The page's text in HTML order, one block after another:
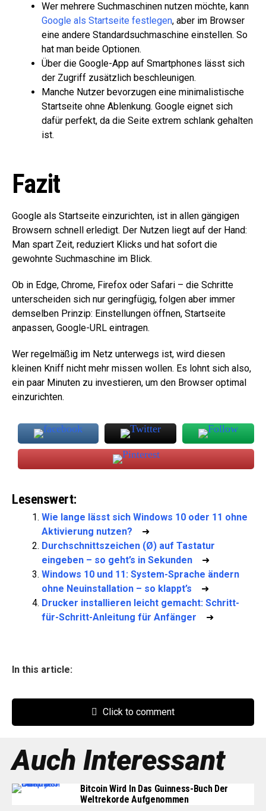
Wer mehrere Suchmaschinen nutzen möchte, kann
Google als Startseite festlegen, aber im Browser
eine andere Standardsuchmaschine einstellen. So
hat man beide Optionen.
Über die Google-App auf Smartphones lässt sich
der Zugriff zusätzlich beschleunigen.
Manche Nutzer bevorzugen eine minimalistische
Startseite ohne Ablenkung. Google eignet sich
dafür perfekt, da die Seite extrem schlank gehalten
ist.
Fazit
Google als Startseite einzurichten, ist in allen gängigen
Browsern schnell erledigt. Der Nutzen liegt auf der Hand:
Man spart Zeit, reduziert Klicks und hat sofort die
gewohnte Suchmaschine im Blick.
Ob in Edge, Chrome, Firefox oder Safari – die Schritte
unterscheiden sich nur geringfügig, folgen aber immer
demselben Prinzip: Einstellungen öffnen, Startseite
anpassen, Google-URL eintragen.
Wer regelmäßig im Netz unterwegs ist, wird diesen
kleinen Kniff nicht mehr missen wollen. Es lohnt sich also,
ein paar Minuten zu investieren, um den Browser optimal
einzurichten.
Lesenswert:
Wie lange lässt sich Windows 10 oder 11 ohne
Aktivierung nutzen? ➜
Durchschnittszeichen (Ø) auf Tastatur
eingeben – so geht’s in Sekunden ➜
Windows 10 und 11: System-Sprache ändern
ohne Neuinstallation – so klappt’s ➜
Drucker installieren leicht gemacht: Schritt-
für-Schritt-Anleitung für Anfänger ➜
In this article:
Click to comment
Auch Interessant
Bitcoin Wird In Das Guinness-Buch Der
Weltrekorde Aufgenommen